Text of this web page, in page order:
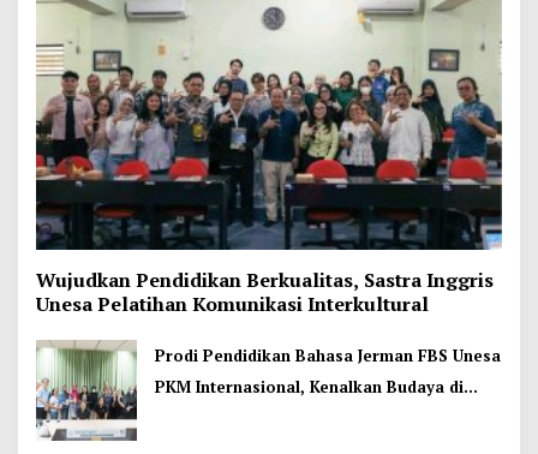
Wujudkan Pendidikan Berkualitas, Sastra Inggris
Unesa Pelatihan Komunikasi Interkultural
Prodi Pendidikan Bahasa Jerman FBS Unesa
PKM Internasional, Kenalkan Budaya di